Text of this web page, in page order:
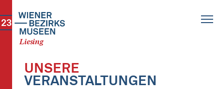
Liesing
23
UNSERE
VERANSTALTUNGEN